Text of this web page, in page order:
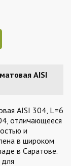
AISI
AISI 304, L=6
отличающееся
и
в широком
в Саратове.